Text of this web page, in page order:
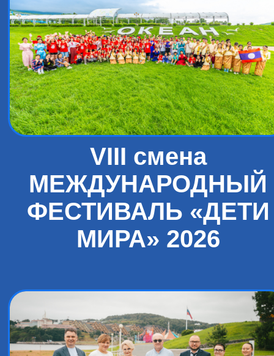
VIII смена
МЕЖДУНАРОДНЫЙ
ФЕСТИВАЛЬ «ДЕТИ
МИРА» 2026